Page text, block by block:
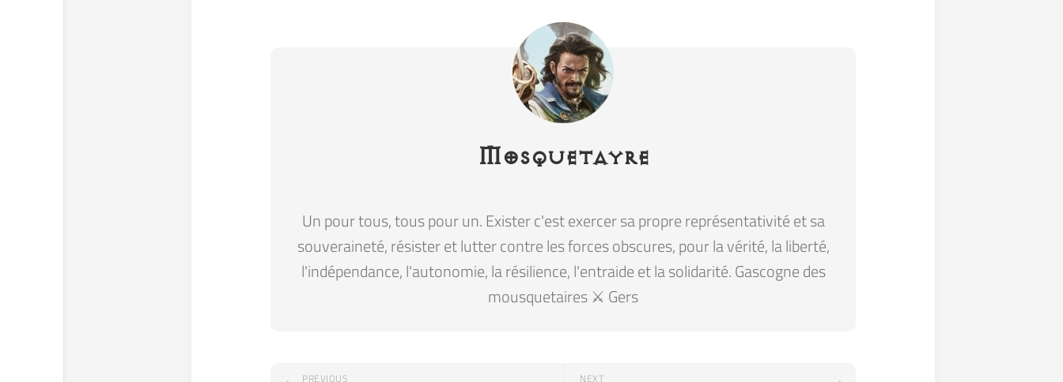
Mosquetayre
Un pour tous, tous pour un. Exister c'est exercer sa propre représentativité et sa
souveraineté, résister et lutter contre les forces obscures, pour la vérité, la liberté,
l'indépendance, l'autonomie, la résilience, l'entraide et la solidarité. Gascogne des
mousquetaires ⚔️ Gers
NEXT
PREVIOUS